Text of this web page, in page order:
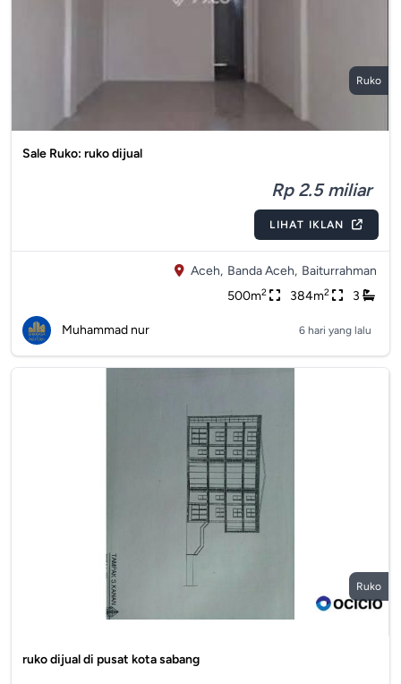
Ruko
Sale Ruko: ruko dijual
Rp 2.5 miliar
LIHAT IKLAN
Aceh, Banda Aceh, Baiturrahman
500m2 384m2 3
Muhammad nur 6 hari yang lalu
Ruko
ruko dijual di pusat kota sabang